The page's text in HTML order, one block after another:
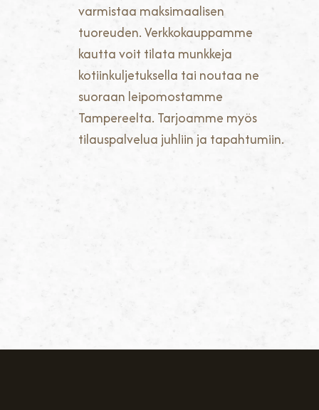
varmistaa maksimaalisen
tuoreuden. Verkkokauppamme
kautta voit tilata munkkeja
kotiinkuljetuksella tai noutaa ne
suoraan leipomostamme
Tampereelta. Tarjoamme myös
tilauspalvelua juhliin ja tapahtumiin.